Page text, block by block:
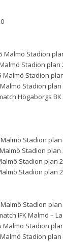
Malmö Stadion
Stadion plan
Malmö Stadion
Stadion
Högaborgs BK
Stadion
Stadion
Stadion plan
Stadion plan
Stadion
IFK Malmö –
Malmö Stadion
Stadion